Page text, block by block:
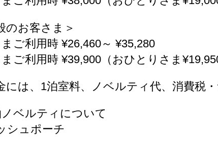
のお客さま＞
ご利用時 ¥26,460～ ¥35,280
ご利用時 ¥39,900（おひとりさま
には、1泊室料、ノベルティ代、消費税
ベルティについて
シュポーチ